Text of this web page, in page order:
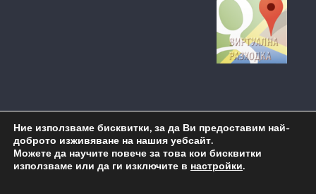
Copyright © 2026ОУ "Пейо Крачолов Яворов" Бургас
Ние използваме бисквитки, за да Ви предоставим най-
доброто изживяване на нашия уебсайт.
Можете да научите повече за това кои бисквитки
използваме или да ги изключите в настройки.